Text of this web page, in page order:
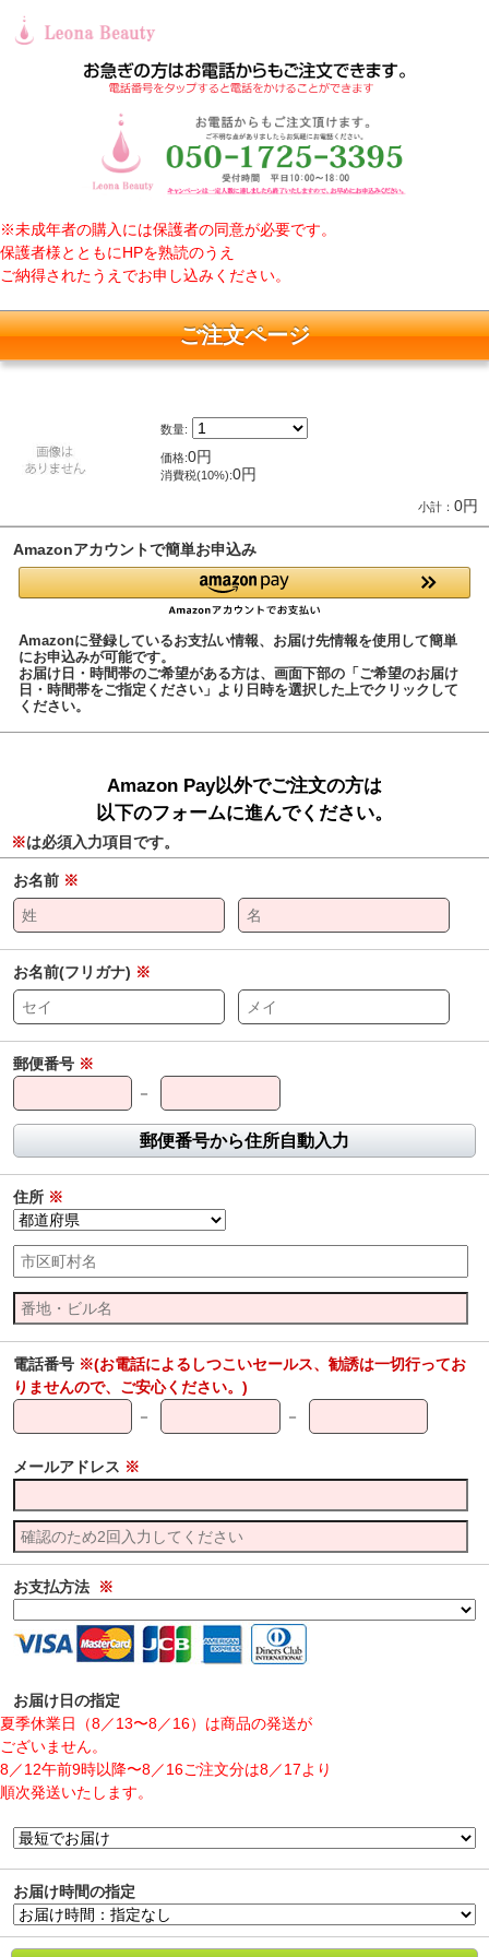
※未成年者の購入には保護者の同意が必要です。
保護者様とともにHPを熟読のうえ
ご納得されたうえでお申し込みください。
ご注文ページ
数量:
価格:0円
消費税(10%):0円
小計： 0円
Amazonアカウントで簡単お申込み
Amazonに登録しているお支払い情報、お届け先情報を使用して簡単
にお申込みが可能です。
お届け日・時間帯のご希望がある方は、画面下部の「ご希望のお届け
日・時間帯をご指定ください」より日時を選択した上でクリックして
ください。
Amazon Pay以外でご注文の方は
以下のフォームに進んでください。
※は必須入力項目です。
お名前 ※
お名前(フリガナ) ※
郵便番号 ※
－
郵便番号から住所自動入力
住所 ※
電話番号 ※(お電話によるしつこいセールス、勧誘は一切行ってお
りませんので、ご安心ください。)
－
－
メールアドレス ※
お支払方法 ※
お届け日の指定
夏季休業日（8／13〜8／16）は商品の発送が
ございません。
8／12午前9時以降〜8／16ご注文分は8／17より
順次発送いたします。
お届け時間の指定